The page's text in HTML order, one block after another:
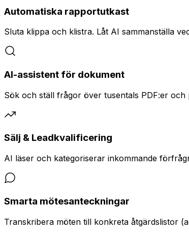
Automatiska rapportutkast
Sluta klippa och klistra. Låt AI sammanställa
AI-assistent för dokument
Sök och ställ frågor över tusentals PDF:er och
Sälj & Leadkvalificering
AI läser och kategoriserar inkommande
Smarta mötesanteckningar
Transkribera möten till konkreta åtgärdslistor